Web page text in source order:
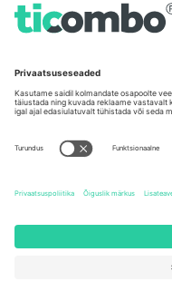
Regus Sofia City West, bul
Totleben 53-55, 1606 Sofia,
Mexico
Av Chapultepec 360, Roma
Norte, Cuauhtémoc, 06700
Ciudad de México, CDMX,
sündmusest ja/või
sündmuse lehte,
2026 Ticombo. Kõik